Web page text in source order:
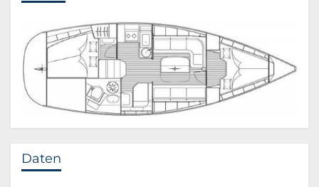
Daten